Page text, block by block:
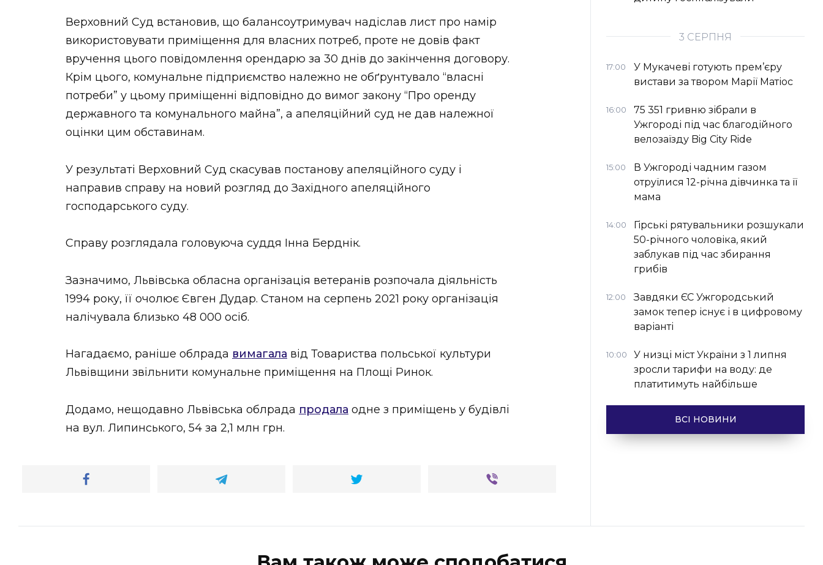
Верховний Суд встановив, що балансоутримувач надіслав лист про намір
використовувати приміщення для власних потреб, проте не довів факт
вручення цього повідомлення орендарю за 30 днів до закінчення договору.
Крім цього, комунальне підприємство належно не обґрунтувало “власні
потреби” у цьому приміщенні відповідно до вимог закону “Про оренду
державного та комунального майна”, а апеляційний суд не дав належної
оцінки цим обставинам.
У результаті Верховний Суд скасував постанову апеляційного суду і
направив справу на новий розгляд до Західного апеляційного
господарського суду.
Справу розглядала головуюча суддя Інна Берднік.
Зазначимо, Львівська обласна організація ветеранів розпочала діяльність
1994 року, її очолює Євген Дудар. Станом на серпень 2021 року організація
налічувала близько 48 000 осіб.
Нагадаємо, раніше облрада вимагала від Товариства польської культури
Львівщини звільнити комунальне приміщення на Площі Ринок.
Додамо, нещодавно Львівська облрада продала одне з приміщень у будівлі
на вул. Липинського, 54 за 2,1 млн грн.
3 СЕРПНЯ
17:00
У Мукачеві готують прем’єру
вистави за твором Марії Матіос
16:00
75 351 гривню зібрали в
Ужгороді під час благодійного
велозаїзду Big Сity Ride
15:00
В Ужгороді чадним газом
отруїлися 12-річна дівчинка та її
мама
14:00
Гірські рятувальники розшукали
50-річного чоловіка, який
заблукав під час збирання
грибів
12:00
Завдяки ЄС Ужгородський
замок тепер існує і в цифровому
варіанті
10:00
У низці міст України з 1 липня
зросли тарифи на воду: де
платитимуть найбільше
ВСІ НОВИНИ